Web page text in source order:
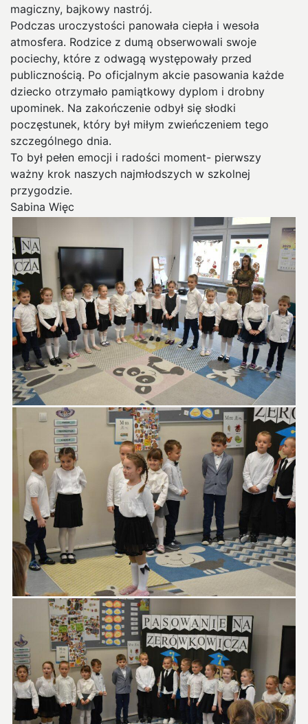
magiczny, bajkowy nastrój.
Podczas uroczystości panowała ciepła i wesoła
atmosfera. Rodzice z dumą obserwowali swoje
pociechy, które z odwagą występowały przed
publicznością. Po oficjalnym akcie pasowania każde
dziecko otrzymało pamiątkowy dyplom i drobny
upominek. Na zakończenie odbył się słodki
poczęstunek, który był miłym zwieńczeniem tego
szczególnego dnia.
To był pełen emocji i radości moment- pierwszy
ważny krok naszych najmłodszych w szkolnej
przygodzie.
Sabina Więc